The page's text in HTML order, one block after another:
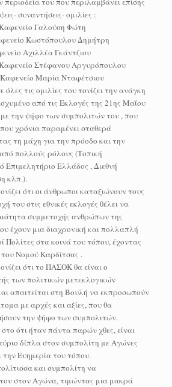
συναντήσεις- ομιλίες :
Γαλούση Φώτη
Κωστόπουλου Δημήτρη
Αχιλλέα Γκάντζιου
Στέφανου Αργυρόπουλου
Μαρία Νταφέτσιου
τις ομιλίες του τονίζει την ανάγκη
από τις Εκλογές της 21ης Μαΐου
με την ψήφο των συμπολιτών του , που
χρόνια παραμένει σταθερά
τη μάχη για την πρόοδο και την
πολλούς ρόλους (Τοπική
Επιμελητήριο Ελλάδος , Διεθνή
κλπ.).
ότι οι άνθρωποι καταξιώνουν τους
του στις εθνικές εκλογές θέλει να
συμμετοχής ανθρώπων της
έχουν μια διαχρονική και πολλαπλή
Πολίτες στα κοινά του τόπου, έχοντας
Νομού Καρδίτσας .
ότι το ΠΑΣΟΚ θα είναι ο
των πολιτικών μετεκλογικών
απαιτείται στη Βουλή να εκπροσωπούν
με αρχές και αξίες, που θα
την ψήφο των συμπολιτών.
ότι ήταν πάντα παρών χθες, είναι
δίπλα στον συμπολίτη με Αγώνες
την Ευημερία του τόπου.
και συμπολίτη να
στον Αγώνα, τιμώντας μια μακρά